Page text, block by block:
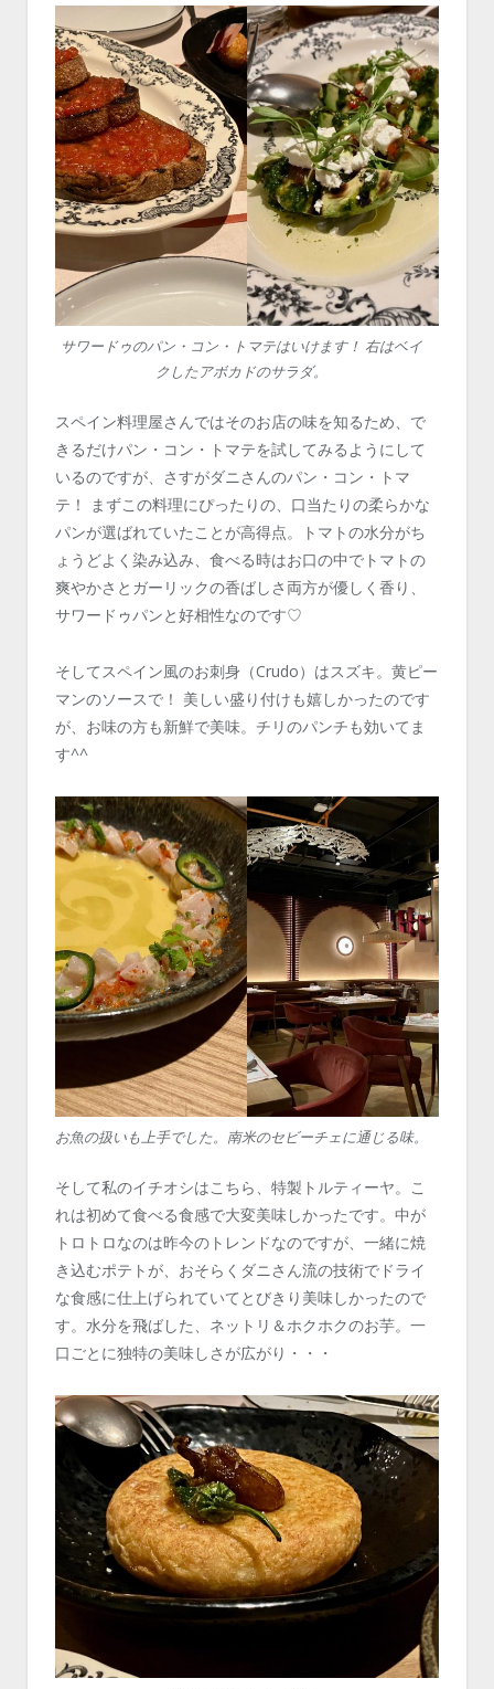
サワードゥのパン・コン・トマテはいけます！ 右はベイ
クしたアボカドのサラダ。
スペイン料理屋さんではそのお店の味を知るため、で
きるだけパン・コン・トマテを試してみるようにして
いるのですが、さすがダニさんのパン・コン・トマ
テ！ まずこの料理にぴったりの、口当たりの柔らかな
パンが選ばれていたことが高得点。トマトの水分がち
ょうどよく染み込み、食べる時はお口の中でトマトの
爽やかさとガーリックの香ばしさ両方が優しく香り、
サワードゥパンと好相性なのです♡
そしてスペイン風のお刺身（Crudo）はスズキ。黄ピー
マンのソースで！ 美しい盛り付けも嬉しかったのです
が、お味の方も新鮮で美味。チリのパンチも効いてま
す^^
お魚の扱いも上手でした。南米のセビーチェに通じる味。
そして私のイチオシはこちら、特製トルティーヤ。こ
れは初めて食べる食感で大変美味しかったです。中が
トロトロなのは昨今のトレンドなのですが、一緒に焼
き込むポテトが、おそらくダニさん流の技術でドライ
な食感に仕上げられていてとびきり美味しかったので
す。水分を飛ばした、ネットリ＆ホクホクのお芋。一
口ごとに独特の美味しさが広がり・・・